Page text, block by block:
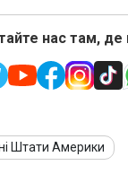
нас там, де
Штати Америки